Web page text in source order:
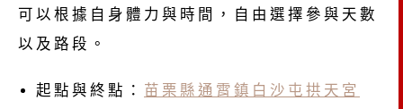
可以根據自身體力與時間，自由選擇參與天數
以及路段。
起點與終點： 苗栗縣通霄鎮白沙屯拱天宮